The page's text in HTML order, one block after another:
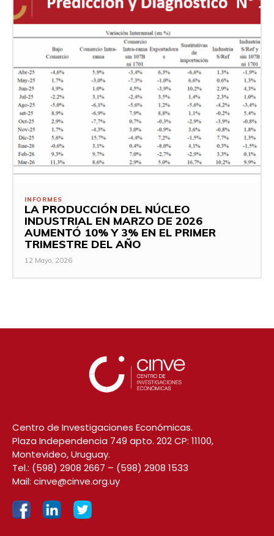
INFORMES
LA PRODUCCIÓN DEL NÚCLEO
INDUSTRIAL EN MARZO DE 2026
AUMENTÓ 10% Y 3% EN EL PRIMER
TRIMESTRE DEL AÑO
12 Mayo, 2026
Centro de Investigaciones Económicas.
Plaza Independencia 749 apto. 202 CP: 11100,
Montevideo, Uruguay.
Tel.: (598) 2908 2667 – (598) 2908 1533
Mail: cinve@cinve.org.uy